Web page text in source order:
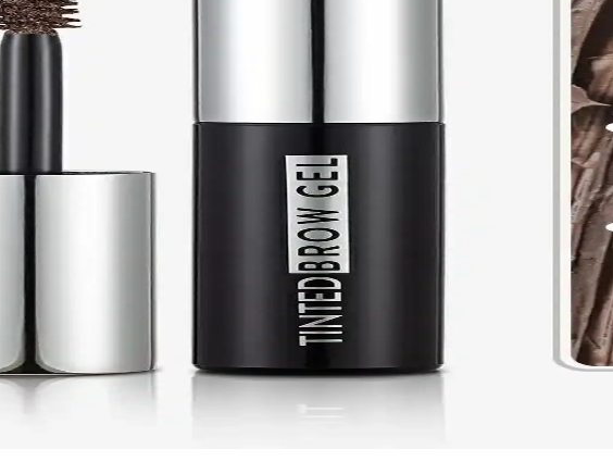
ve Kullanıcı Yorumları
kalıcılıkları ve kullanıcı yorumları ile detaylı karşılaştırması.
ve Kalıcı Görünüm İçin Tercihler
Flormar ile hızlı kuruyan ve dolgunlaştırıcı Golden Rose. Hangi ürün sizin
Farklar ve Benzerlikler
özellikleriyle öne çıkan ürünler hakkında detaylar burada.
ve Kalıcı Kaş Makyajı İçin
ve uzun süre kalıcılık sağlar. Fiberler ile kaşlara dolgunluk kazandırır, pratik ve uygun
ve Kullanıcı Yorumları
yorumlarıyla doğru ürün seçimine yardımcı oluyor. Suya dayanıklılık, kalıcılık ve